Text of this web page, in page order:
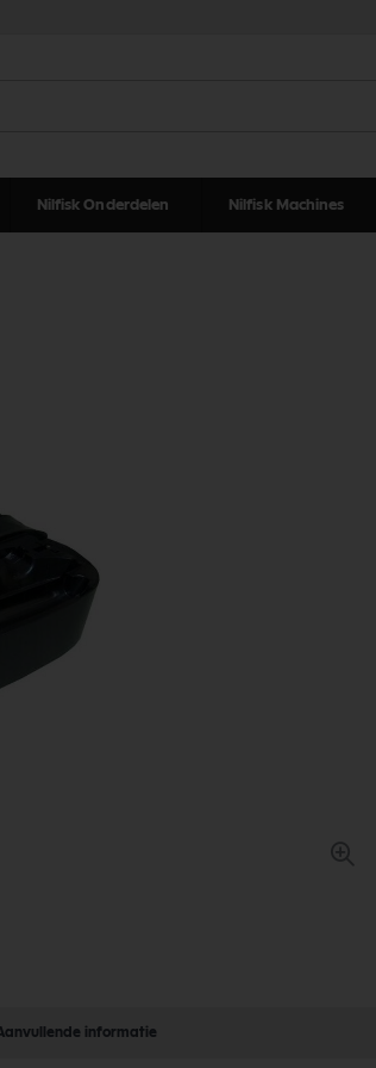
Nilfisk Onderdelen Nilfisk Machines
informatie